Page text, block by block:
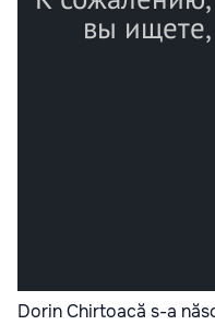
Dorin Chirtoacă s-a